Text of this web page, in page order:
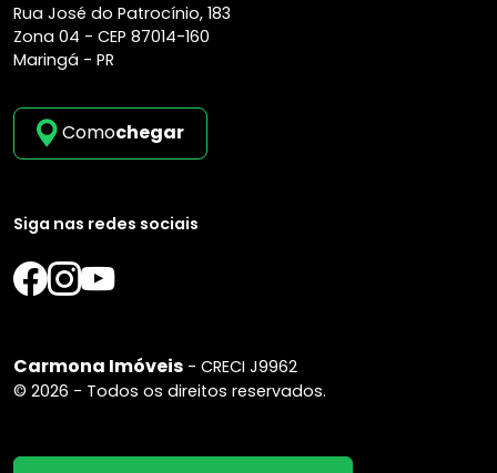
Rua José do Patrocínio, 183
Zona 04 - CEP 87014-160
Maringá - PR
Comochegar
Siga nas redes sociais
Carmona Imóveis - CRECI J9962
© 2026 - Todos os direitos reservados.